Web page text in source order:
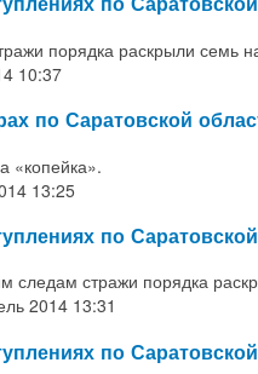
порядка раскрыли семь
10:37
по Саратовской
«копейка».
13:25
по
следам стражи порядка
2014 13:31
по